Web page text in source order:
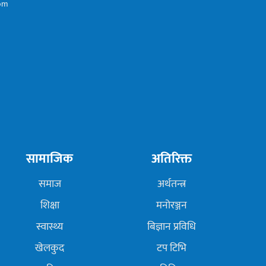
सामाजिक
समाज
शिक्षा
स्वास्थ्य
खेलकुद
अतिरिक्त
अर्थतन्त्र
मनोरञ्जन
बिज्ञान प्रविधि
टप टिभि